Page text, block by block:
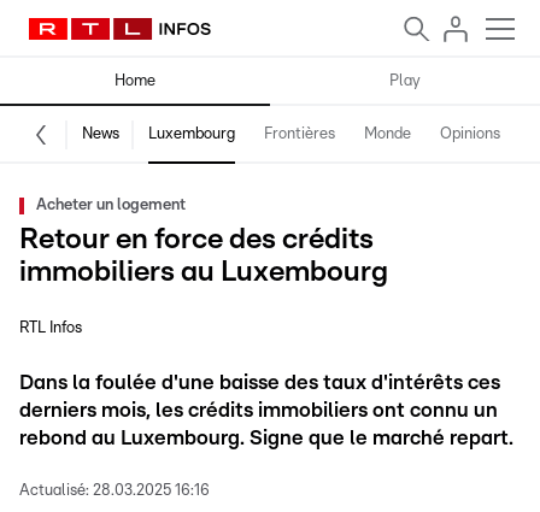
Home Play
News Luxembourg Frontières Monde Opinions
Acheter un logement
Retour en force des crédits
immobiliers au Luxembourg
RTL Infos
Dans la foulée d'une baisse des taux d'intérêts ces
derniers mois, les crédits immobiliers ont connu un
rebond au Luxembourg. Signe que le marché repart.
Actualisé: 28.03.2025 16:16